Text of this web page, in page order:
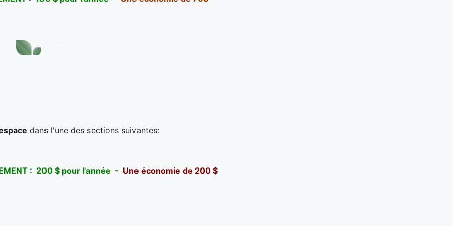
dans l'une des sections suivantes:
: 200 $ pour l'année - Une économie de 200 $